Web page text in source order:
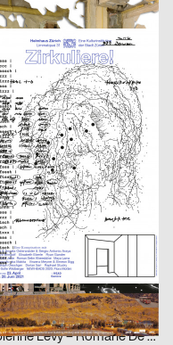
Etudes d’espace [Raumstudien] n° 1-52 – Visarte Vaud
Meyner CH
2021
Eine Konspiration
D
2021
CH
2021
Saison 2021–2022
A
2021
CH
2021
Nase
Hählen CH
2021
Fabienne Levy – Romane De Watteville